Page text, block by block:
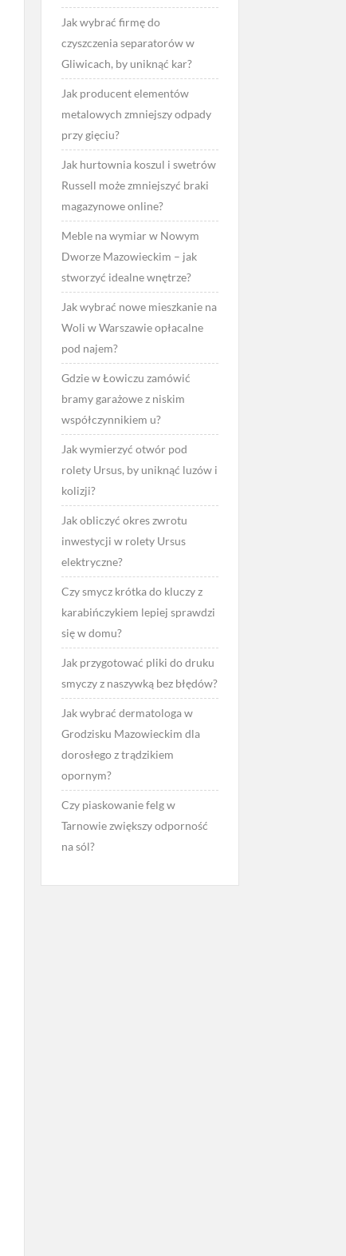
Jak wybrać firmę do
czyszczenia separatorów w
Gliwicach, by uniknąć kar?
Jak producent elementów
metalowych zmniejszy odpady
przy gięciu?
Jak hurtownia koszul i swetrów
Russell może zmniejszyć braki
magazynowe online?
Meble na wymiar w Nowym
Dworze Mazowieckim – jak
stworzyć idealne wnętrze?
Jak wybrać nowe mieszkanie na
Woli w Warszawie opłacalne
pod najem?
Gdzie w Łowiczu zamówić
bramy garażowe z niskim
współczynnikiem u?
Jak wymierzyć otwór pod
rolety Ursus, by uniknąć luzów i
kolizji?
Jak obliczyć okres zwrotu
inwestycji w rolety Ursus
elektryczne?
Czy smycz krótka do kluczy z
karabińczykiem lepiej sprawdzi
się w domu?
Jak przygotować pliki do druku
smyczy z naszywką bez błędów?
Jak wybrać dermatologa w
Grodzisku Mazowieckim dla
dorosłego z trądzikiem
opornym?
Czy piaskowanie felg w
Tarnowie zwiększy odporność
na sól?